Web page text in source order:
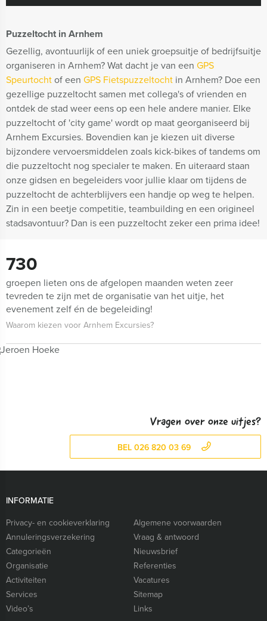
Puzzeltocht in Arnhem
Gezellig, avontuurlijk of een uniek groepsuitje of bedrijfsuitje
organiseren in Arnhem? Wat dacht je van een GPS
Speurtochtof een GPS Fietspuzzeltocht in Arnhem? Doe een
gezellige puzzeltocht samen met collega's of vrienden en
ontdek de stad weer eens op een hele andere manier. Elke
puzzeltocht of 'city game' wordt op maat georganiseerd bij
Arnhem Excursies. Bovendien kan je kiezen uit diverse
bijzondere vervoersmiddelen zoals kick-bikes of tandems om
die puzzeltocht nog specialer te maken. En uiteraard staan
onze gidsen en begeleiders voor jullie klaar om tijdens de
puzzeltocht de achterblijvers een handje op weg te helpen.
Zin in een beetje competitie, teambuilding en een origineel
stadsavontuur? Dan is een puzzeltocht zeker een prima idee!
730
groepen lieten ons de afgelopen maanden weten zeer
tevreden te zijn met de organisatie van het uitje, het
evenement zelf én de begeleiding!
Waarom kiezen voor Arnhem Excursies?
Vragen over onze uitjes?
BEL 026 820 03 69
INFORMATIE
Privacy- en cookieverklaring
Algemene voorwaarden
Annuleringsverzekering
Vraag & antwoord
Categorieën
Nieuwsbrief
Organisatie
Referenties
Activiteiten
Vacatures
Services
Sitemap
Video’s
Links